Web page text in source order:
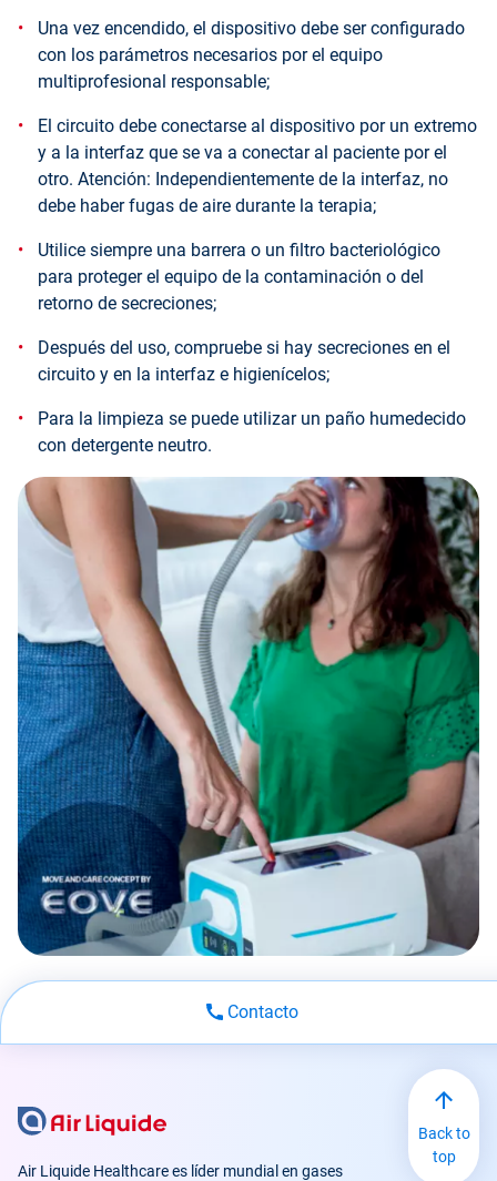
Contacto
Una vez encendido, el dispositivo debe ser configurado
con los parámetros necesarios por el equipo
multiprofesional responsable;
El circuito debe conectarse al dispositivo por un extremo
y a la interfaz que se va a conectar al paciente por el
otro. Atención: Independientemente de la interfaz, no
debe haber fugas de aire durante la terapia;
Utilice siempre una barrera o un filtro bacteriológico
para proteger el equipo de la contaminación o del
retorno de secreciones;
Después del uso, compruebe si hay secreciones en el
circuito y en la interfaz e higienícelos;
Para la limpieza se puede utilizar un paño humedecido
con detergente neutro.
Air Liquide Healthcare es líder mundial en gases
Back to
top